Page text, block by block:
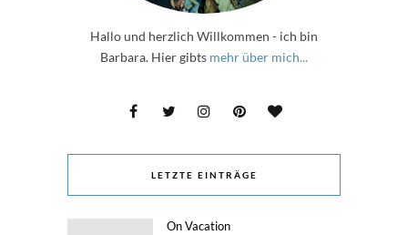
Hallo und herzlich Willkommen - ich bin
Barbara. Hier gibts mehr über mich...
LETZTE EINTRÄGE
On Vacation